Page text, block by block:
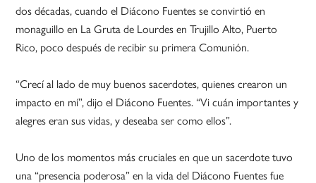
dos décadas, cuando el Diácono Fuentes se convirtió en
monaguillo en La Gruta de Lourdes en Trujillo Alto, Puerto
Rico, poco después de recibir su primera Comunión.
“Crecí al lado de muy buenos sacerdotes, quienes crearon un
impacto en mí”, dijo el Diácono Fuentes. “Vi cuán importantes y
alegres eran sus vidas, y deseaba ser como ellos”.
Uno de los momentos más cruciales en que un sacerdote tuvo
una “presencia poderosa” en la vida del Diácono Fuentes fue